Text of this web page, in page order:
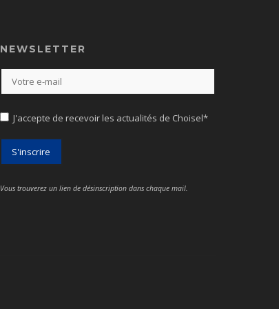
NEWSLETTER
J'accepte de recevoir les actualités de Choisel*
Vous trouverez un lien de désinscription dans chaque mail.